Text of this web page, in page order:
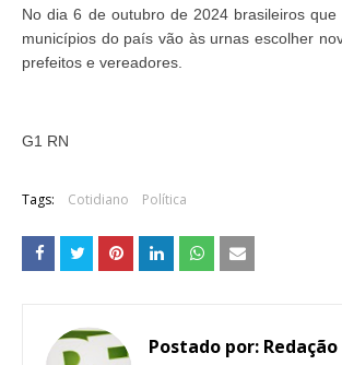
No dia 6 de outubro de 2024 brasileiros
municípios do país vão às urnas escolher
prefeitos e vereadores.
G1 RN
Tags: Cotidiano Política
Postado por: Redação